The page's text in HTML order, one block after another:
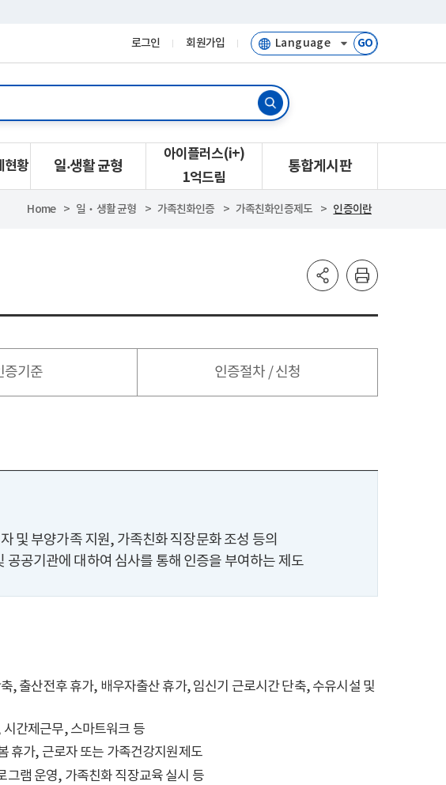
로그인 회원가입 GO
현황 일‧생활 균형
아이플러스(i+)
1억드림
통합게시판
Home 일‧생활 균형 가족친화인증 가족친화인증제도 인증이란
증기준 인증절차 / 신청
및 부양가족 지원, 가족친화 직장문화 조성 등의
공기관에 대하여 심사를 통해 인증을 부여하는 제도
, 출산전후 휴가, 배우자출산 휴가, 임신기 근로시간 단축, 수유시설 및
간제근무, 스마트워크 등
휴가, 근로자 또는 가족건강지원제도
그램 운영, 가족친화 직장교육 실시 등